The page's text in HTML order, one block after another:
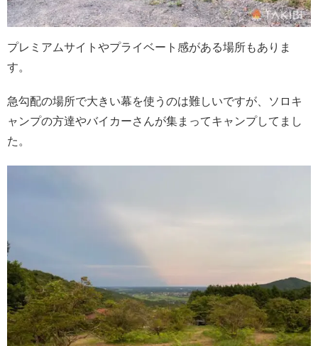
プレミアムサイトやプライベート感がある場所もありま
す。
急勾配の場所で大きい幕を使うのは難しいですが、ソロキ
ャンプの方達やバイカーさんが集まってキャンプしてまし
た。